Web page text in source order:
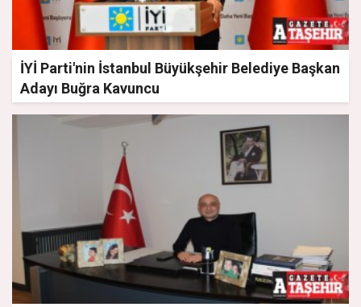
İYİ Parti'nin İstanbul Büyükşehir Belediye Başkan
Adayı Buğra Kavuncu